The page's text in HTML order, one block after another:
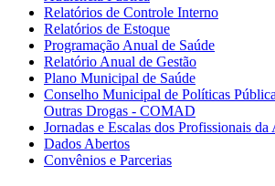
Relatórios de Controle Interno
Relatórios de Estoque
Programação Anual de Saúde
Relatório Anual de Gestão
Plano Municipal de Saúde
Conselho Municipal de Políticas
Outras Drogas - COMAD
Jornadas e Escalas dos Profissionais da
Dados Abertos
Convênios e Parcerias